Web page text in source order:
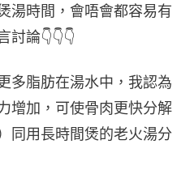
湯時間，會唔會都容易有
論👇👇👇
多脂肪在湯水中，我認為
增加，可使骨肉更快分解
同用長時間煲的老火湯分